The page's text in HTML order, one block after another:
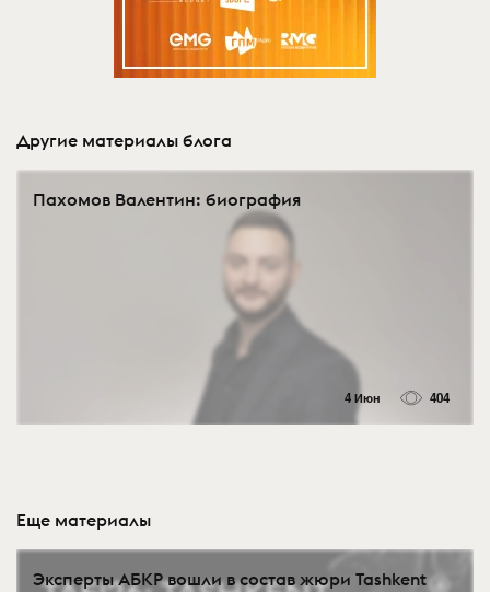
Другие материалы блога
Пахомов Валентин: биография
4 Июн 404
Еще материалы
Эксперты АБКР вошли в состав жюри Tashkent